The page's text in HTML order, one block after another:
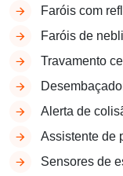
Faróis com
Faróis de
Travamento
Alerta de
Assistente de
Sensores de